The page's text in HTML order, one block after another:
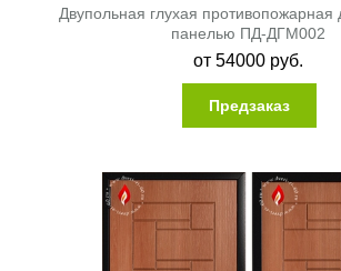
Двупольная глухая
панелью ПД-ДГМ002
от54000 руб.
Предзаказ